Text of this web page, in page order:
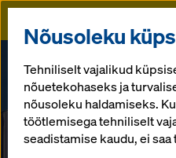
Doka
Nõusoleku
Tehniliselt vajalikud
nõuetekohaseks ja
nõusoleku haldamiseks.
töötlemisega tehniliselt
seadistamise kaudu, ei